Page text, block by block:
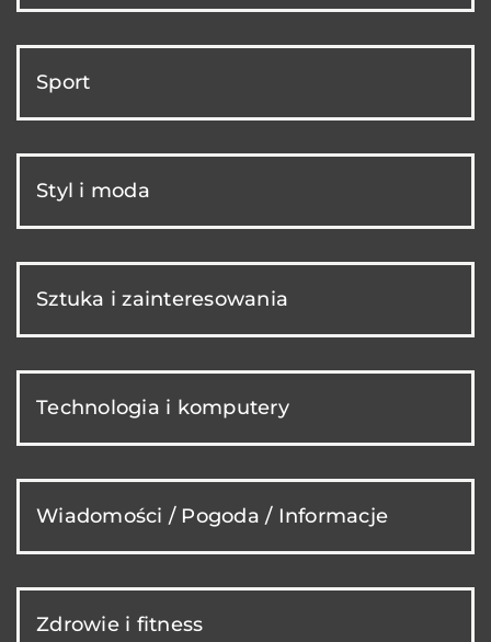
Sport
Styl i moda
Sztuka i zainteresowania
Technologia i komputery
Wiadomości / Pogoda / Informacje
Zdrowie i fitness